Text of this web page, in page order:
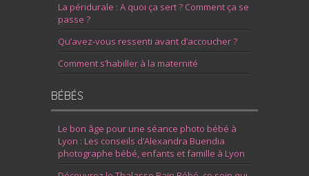
La péridurale : A quoi ça sert ? Comment ça se
passe ?
Qu’avez-vous ressenti avant d’accoucher ?
Comment s’habiller à la maternité
BÉBÉS
Le bon âge pour une séance photo bébé à
Lyon : Les conseils d’Alexandra Buendia
photographe bébé, enfants et famille à Lyon